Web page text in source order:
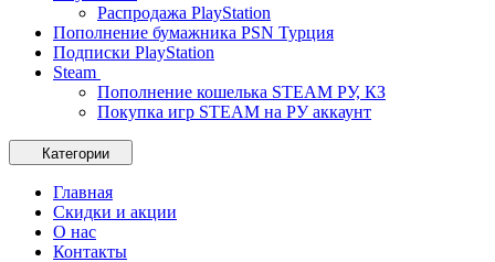
Распродажа PlayStation
Пополнение бумажника PSN Турция
Подписки PlayStation
Steam
Пополнение кошелька STEAM РУ, КЗ
Покупка игр STEAM на РУ аккаунт
Категории
Главная
Скидки и акции
О нас
Контакты